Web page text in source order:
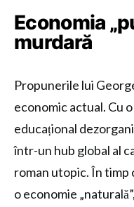
Economia
murdară
Propunerile lui
economic actual. Cu
educațional
într-un hub global al
roman utopic. În timp
o economie